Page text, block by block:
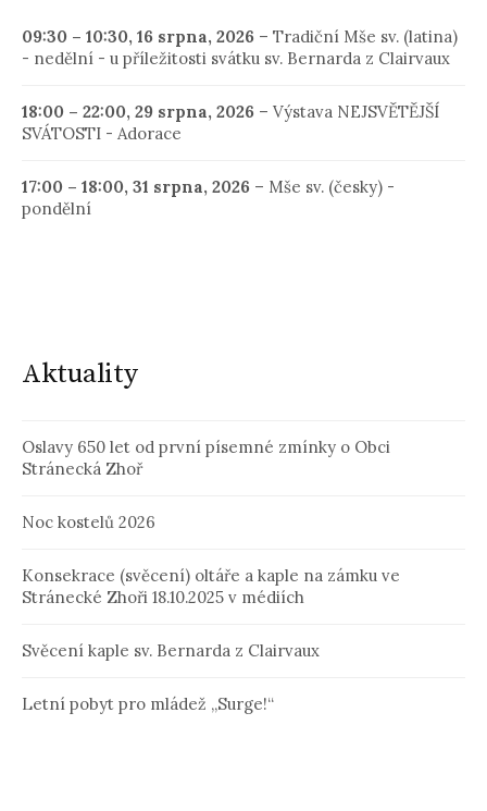
09:30 – 10:30, 16 srpna, 2026 – Tradiční Mše sv. (latina)
- nedělní - u příležitosti svátku sv. Bernarda z Clairvaux
18:00 – 22:00, 29 srpna, 2026 – Výstava NEJSVĚTĚJŠÍ
SVÁTOSTI - Adorace
17:00 – 18:00, 31 srpna, 2026 – Mše sv. (česky) -
pondělní
Aktuality
Oslavy 650 let od první písemné zmínky o Obci
Stránecká Zhoř
Noc kostelů 2026
Konsekrace (svěcení) oltáře a kaple na zámku ve
Stránecké Zhoři 18.10.2025 v médiích
Svěcení kaple sv. Bernarda z Clairvaux
Letní pobyt pro mládež „Surge!“